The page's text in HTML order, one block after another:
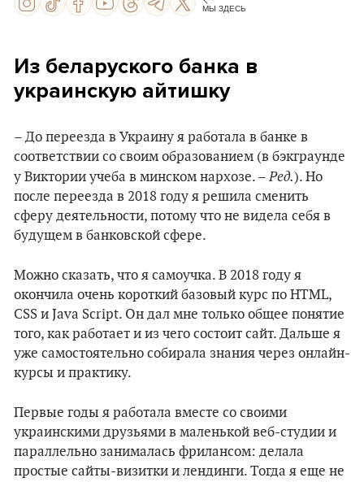
МЫ ЗДЕСЬ
Из беларуского банка в
украинскую айтишку
– До переезда в Украину я работала в банке в
соответствии со своим образованием (в бэкграунде
у Виктории учеба в минском нархозе. –Ред.). Но
после переезда в 2018 году я решила сменить
сферу деятельности, потому что не видела себя в
будущем в банковской сфере.
Можно сказать, что я самоучка. В 2018 году я
окончила очень короткий базовый курс по HTML,
CSS и Java Script. Он дал мне только общее понятие
того, как работает и из чего состоит сайт. Дальше я
уже самостоятельно собирала знания через онлайн-
курсы и практику.
Первые годы я работала вместе со своими
украинскими друзьями в маленькой веб-студии и
параллельно занималась фрилансом: делала
простые сайты-визитки и лендинги. Тогда я еще не